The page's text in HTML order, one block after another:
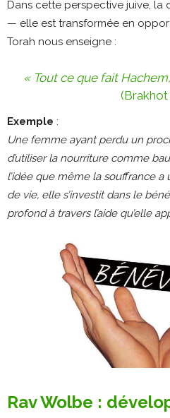
Dans cette perspective juive, la
— elle est transformée en
Torah nous enseigne :
« Tout ce que fait
(Brakhot
Exemple :
Une femme ayant perdu un
d’utiliser la nourriture comme
l’idée que même la souffrance
de vie, elle s’investit dans le
profond à travers l’aide qu’elle
Rav Wolbe :